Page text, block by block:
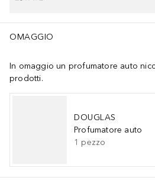
OMAGGIO
In omaggio un profumatore auto
prodotti.
DOUGLAS
Profumatore auto
1 pezzo